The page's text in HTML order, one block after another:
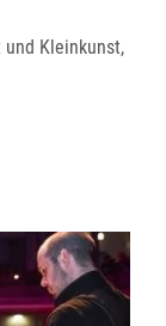
Kleinkunst,